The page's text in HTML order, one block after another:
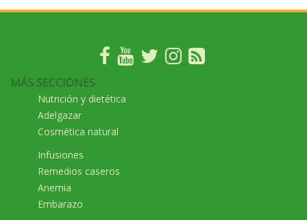
MÁS SECCIONES
Nutrición y dietética
Adelgazar
Cosmética natural
Infusiones
Remedios caseros
Anemia
Embarazo